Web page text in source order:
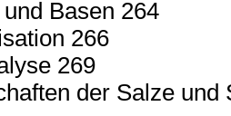
Basen 264
266
269
der Salze und